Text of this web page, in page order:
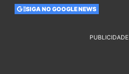
SIGA NO GOOGLE NEWS
PUBLICIDADE